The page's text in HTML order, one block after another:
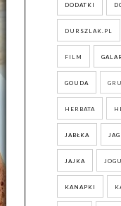
DODATKI
DURSZLAK.PL
FILM
GOUDA
HERBATA
JABŁKA
JAJKA
KANAPKI